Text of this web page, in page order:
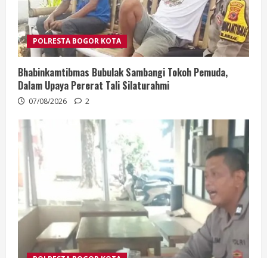
POLRESTA BOGOR KOTA
Bhabinkamtibmas Bubulak Sambangi Tokoh Pemuda,
Dalam Upaya Pererat Tali Silaturahmi
07/08/2026 2